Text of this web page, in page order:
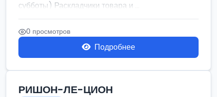
субботы) Раскладчики товара и ...
0 просмотров
Подробнее
РИШОН-ЛЕ-ЦИОН